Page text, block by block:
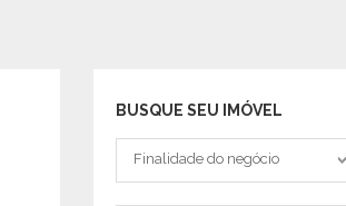
BUSQUE SEU IMÓVEL
Tipo negociação
Finalidade do negócio